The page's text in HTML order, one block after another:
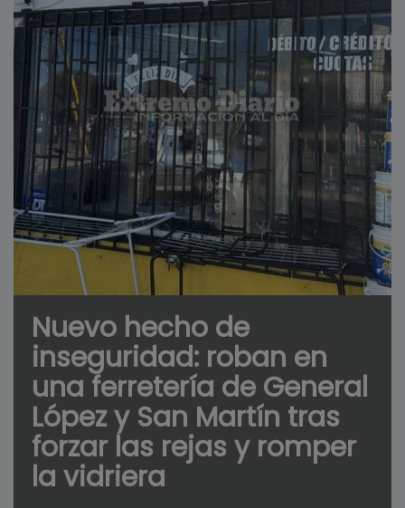
Nuevo hecho de
inseguridad: roban en
una ferretería de General
López y San Martín tras
forzar las rejas y romper
la vidriera